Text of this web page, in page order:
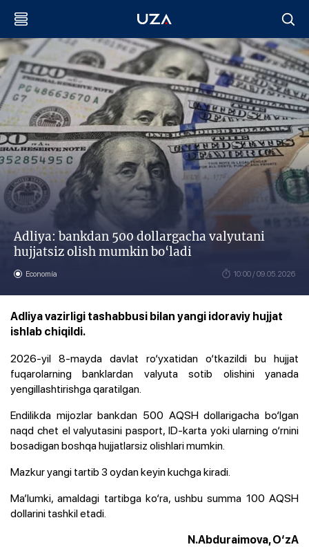
Adliya: bankdan 500 dollargacha valyutani
hujjatsiz olish mumkin bo‘ladi
Economía 10:00 / 09.05.2026
Adliya vazirligi tashabbusi bilan yangi idoraviy hujjat
ishlab chiqildi.
2026-yil 8-mayda davlat ro‘yxatidan o‘tkazildi bu hujjat
fuqarolarning banklardan valyuta sotib olishini yanada
yengillashtirishga qaratilgan.
Endilikda mijozlar bankdan 500 AQSH dollarigacha bo‘lgan
naqd chet el valyutasini pasport, ID-karta yoki ularning o‘rnini
bosadigan boshqa hujjatlarsiz olishlari mumkin.
Mazkur yangi tartib 3 oydan keyin kuchga kiradi.
Ma’lumki, amaldagi tartibga ko‘ra, ushbu summa 100 AQSH
dollarini tashkil etadi.
N.Abduraimova, O‘zA